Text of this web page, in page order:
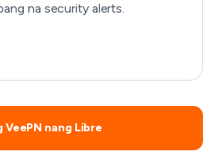
na security alerts.
VeePN nang Libre